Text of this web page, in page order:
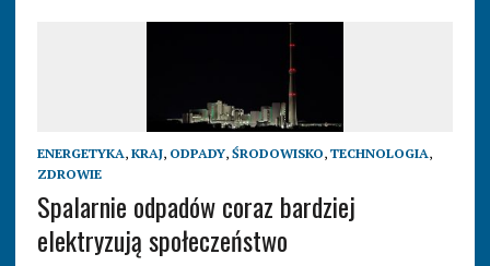
ENERGETYKA, KRAJ, ODPADY, ŚRODOWISKO, TECHNOLOGIA,
ZDROWIE
Spalarnie odpadów coraz bardziej
elektryzują społeczeństwo